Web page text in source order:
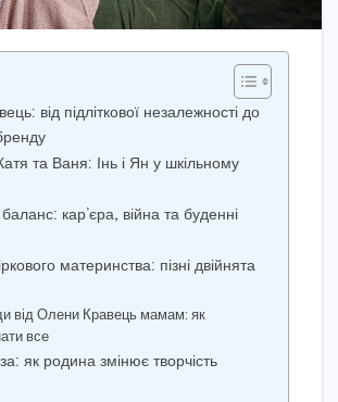
від підліткової незалежності до
та Ваня: Інь і Ян у шкільному
кар’єра, війна та буденні
материнства: пізні двійнята
від Олени Кравець мамам: як
все
як родина змінює творчість